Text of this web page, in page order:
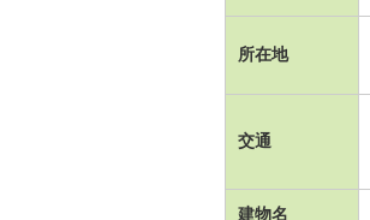
所在地
交通
建物名